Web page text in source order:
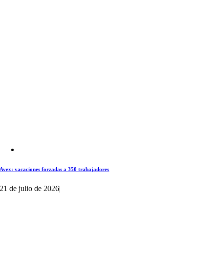
Avex: vacaciones forzadas a 350 trabajadores
21 de julio de 2026|